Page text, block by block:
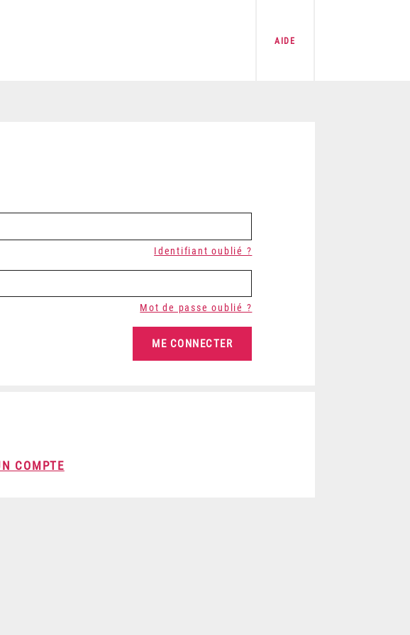
AIDE
Identifiant oublié ?
Mot de passe oublié ?
COMPTE